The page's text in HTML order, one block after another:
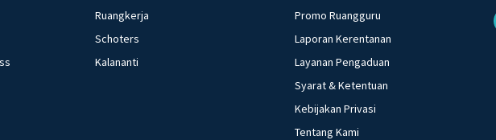
Ruangkerja
Schoters
Kalananti
Promo Ruangguru
Laporan Kerentanan
Layanan Pengaduan
Syarat & Ketentuan
Kebijakan Privasi
Tentang Kami